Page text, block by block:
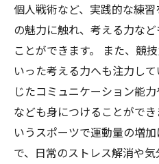
個人戦術など、実践的な練
の魅力に触れ、考える力な
ことができます。 また、競
いった考える力へも注力し
じたコミュニケーション能
なども身につけることがで
いうスポーツで運動量の増
で、日常のストレス解消や